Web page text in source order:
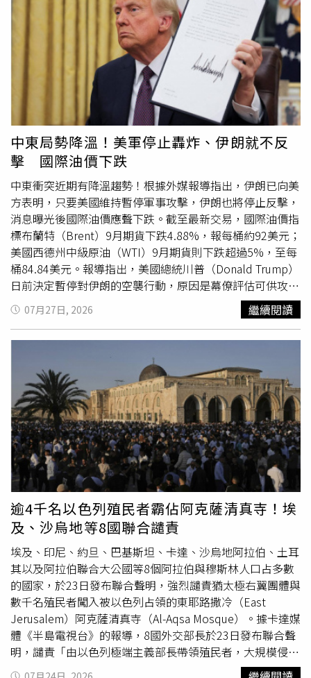
（Donald Trump）對部分巴西輸美商品課徵的25%關稅正
式生效數日後。上週，美國政府又宣布，針對包括巴西在內
的60個貿易夥伴加徵12.5%關稅，理由是這些國家未能充分
打擊強迫勞動問題。巴西官方聲明並未提及美國的關稅措
施，但魯拉向習近平表示，巴西政府「仍致力於市場與貿易
夥伴多元化」。就在此次通話前數小時，魯拉才於《華盛頓
郵報》（The Washington Post）發表評論文章，形容美國
的最新關稅措施是「1項戰略錯誤」，並承諾將尋求替代性
的合作夥伴。事實上，早在6月，魯拉便已將北京視為回應
華府政策的核心。當時，美國宣布對巴西商品加徵關稅數小
時後，中國立即宣布解除巴西牛肉口蹄疫（Foot-and-
mouth disease）限制，進一步擴大巴西牛肉進入全球最大
市場的機會。魯拉當時感謝中國做出這項決定，並強調：
「我不會哭。如果你不想向我買東西，那就把你的東西留
著，我會賣給其他人。」中國方面則以更鮮明的政治語言描
述此次的習魯通話。根據中國官方媒體《新華社》報導，習
近平指出，近年來，中巴命運共同體建設和兩國發展戰略對
接取得積極進展，為促進中巴兩國發展和兩國人民福祉發揮
重要作用，也為動蕩的國際局勢注入寶貴的穩定性。他補
充，今年是中國共產黨成立105周年和中國「十五五」開局
步加強雙邊和多邊戰略協作，延續兩國命運共同體建設的良
好態勢。習近平還強調，面對新形勢、新挑戰，中國和巴西
作為全球南方重要成員，應當堅定站在歷史正確和文明進步
一邊，為改革完善全球治理體系、捍衛國際公平正義發揮更
大建設性作用。他同時指出，雙方要攜手推動「大金磚合
作」高質量發展，把準合作方向，維護團結勢頭，打造更多
成果，譜寫全球南方團結自強新篇章，「中方高度重視巴方
的國際地位和重要影響力，支持巴西維護自身主權獨立，反
對外來干涉，並為維護地區和世界和平穩定作出巴方的貢
獻。」上述習近平有關主權的表述，也呼應了22日中國外交
部長王毅與巴西外交部長維艾拉（Mauro Vieira）在菲律賓
馬尼拉（Manila）出席東南亞國家協會（ASEAN）外長會議
期間舉行的雙邊會談。該場會談正好發生在美國25%關稅正
式生效數小時後。王毅當時表示，中國將繼續支持巴西維護
自身主權、安全與發展利益，同時相信巴西將持續尊重並支
持中國維護核心利益。北京所稱的「核心利益」，通常是指
台灣、西藏、新疆及香港等議題。報導補充，巴西如今支持
整個南方共同市場與中國展開談判，與其過去長年的立場形
成鮮明對比。過去10多年來，巴西利亞（Brasilia，巴西首
中東局勢降溫！美軍停止轟炸、伊朗就不反
擊 國際油價下跌
中東衝突近期有降溫趨勢！根據外媒報導指出，伊朗已向美
方表明，只要美國維持暫停軍事攻擊，伊朗也將停止反擊，
消息曝光後國際油價應聲下跌。截至最新交易，國際油價指
標布蘭特（Brent）9月期貨下跌4.88%，報每桶約92美元；
美國西德州中級原油（WTI）9月期貨則下跌超過5%，至每
桶84.84美元。報導指出，美國總統川普（Donald Trump）
日前決定暫停對伊朗的空襲行動，原因是幕僚評估可供攻擊
的軍事目標已逐漸減少，同時憂心美軍武器庫存持續消耗，
因此建議暫停軍事行動，改由外交途徑尋求突破。伊朗官員
則重申，德黑蘭的立場始終是「以牙還牙」，只要美方停止
華府。美國駐
大使華茲（Mike Waltz）受訪時表示，
川普選擇暫停軍事打擊，目的就是為了替外交談判保留空
間，希望藉由談判降低區域衝突風險。在上週五之前，美軍
已連續13晚對伊朗發動空襲，這也是自今年4月雙方達成停
火協議以來，這場持續近5個月衝突中規模最大的一波軍事
升級行動。然而在上週五與週六晚間，美軍皆未再發動轟
炸。
07月27日, 2026 繼續閱讀
逾4千名以色列殖民者霸佔阿克薩清真寺！埃
及、沙烏地等8國聯合譴責
埃及、印尼、約旦、巴基斯坦、卡達、沙烏地阿拉伯、土耳
其以及阿拉伯聯合大公國等8個阿拉伯與穆斯林人口占多數
的國家，於23日發布聯合聲明，強烈譴責猶太極右翼團體與
數千名殖民者闖入被以色列占領的東耶路撒冷（East
Jerusalem）阿克薩清真寺（Al-Aqsa Mosque）。據卡達媒
體《半島電視台》的報導，8國外交部長於23日發布聯合聲
明，譴責「由以色列極端主義部長帶領殖民者，大規模侵入
阿克薩尊貴聖殿」的行為。外交官員強調，這項闖入伊斯蘭